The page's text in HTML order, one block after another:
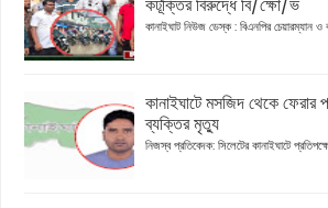
কানাইঘাট নিউজ ডেস্ক : বিএনপির চেয়ারম্যান ও
কানাইঘাটে মসজিদ থেকে
ব্যক্তির মৃত্যু
নিজস্ব প্রতিবেদক: সিলেটের কানাইঘাটে